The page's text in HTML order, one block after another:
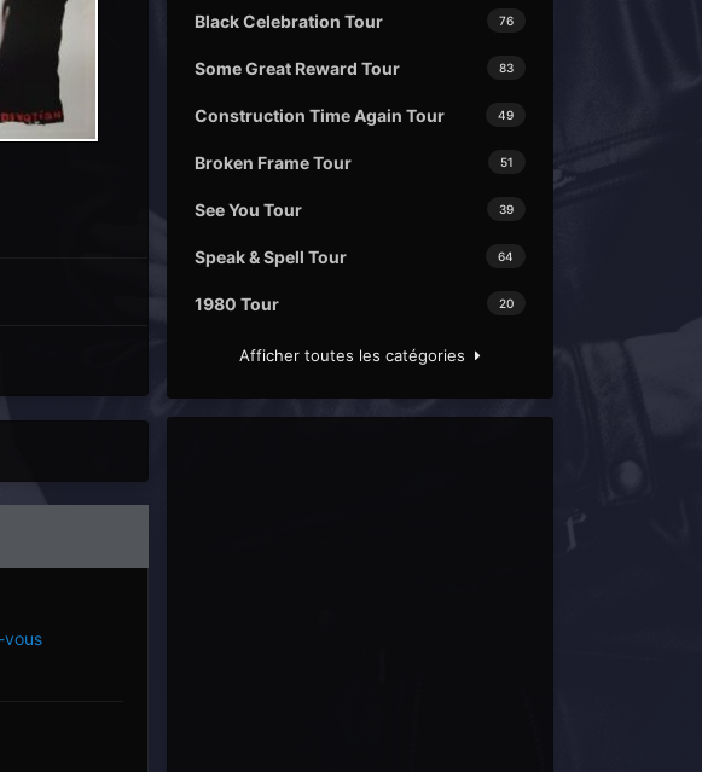
76
Black Celebration Tour
83
Some Great Reward Tour
49
Construction Time Again Tour
51
Broken Frame Tour
39
See You Tour
64
Speak & Spell Tour
20
1980 Tour
Afficher toutes les catégories